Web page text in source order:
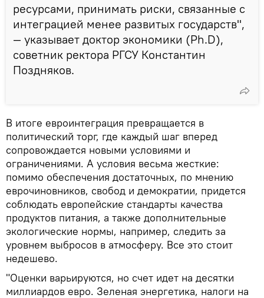
ресурсами, принимать риски, связанные с
интеграцией менее развитых государств",
— указывает доктор экономики (Ph.D),
советник ректора РГСУ Константин
Поздняков.
В итоге евроинтеграция превращается в
политический торг, где каждый шаг вперед
сопровождается новыми условиями и
ограничениями. А условия весьма жесткие:
помимо обеспечения достаточных, по мнению
еврочиновников, свобод и демократии, придется
соблюдать европейские стандарты качества
продуктов питания, а также дополнительные
экологические нормы, например, следить за
уровнем выбросов в атмосферу. Все это стоит
недешево.
"Оценки варьируются, но счет идет на десятки
миллиардов евро. Зеленая энергетика, налоги на